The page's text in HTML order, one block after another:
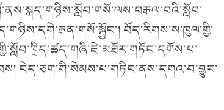
བོད་རིགས་ས་ཁུལ་གྱི་
ངེད་ཅག་གི་སེམས་པ་གཏིང་ནས་དགའ་བ་བྱུང་